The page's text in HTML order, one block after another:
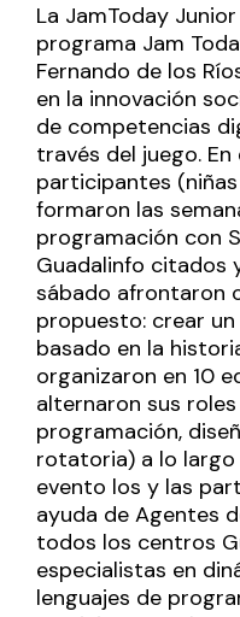
La JamToday
programa Jam
Fernando de los
en la innovación
de competencias
través del juego.
participantes (niñas
formaron las
programación con
Guadalinfo citados
sábado afrontaron
propuesto: crear
basado en la
organizaron en 10
alternaron sus
programación,
rotatoria) a lo largo
evento los y las
ayuda de Agentes
todos los centros
especialistas en
lenguajes de